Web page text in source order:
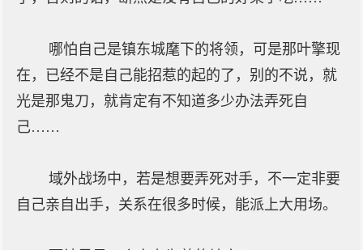
哪怕自己是镇东城麾下的将领，可是那叶擎现
在，已经不是自己能招惹的起的了，别的不说，就
光是那鬼刀，就肯定有不知道多少办法弄死自
己……
域外战场中，若是想要弄死对手，不一定非要
自己亲自出手，关系在很多时候，能派上大用场。